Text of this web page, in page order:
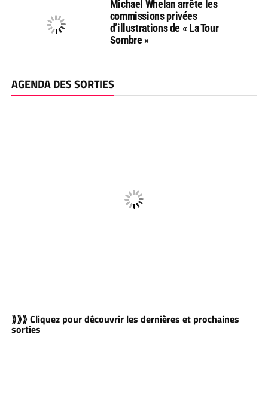
Michael Whelan arrête les
commissions privées
d’illustrations de « La Tour
Sombre »
AGENDA DES SORTIES
⟫⟫⟫ Cliquez pour découvrir les dernières et prochaines
sorties